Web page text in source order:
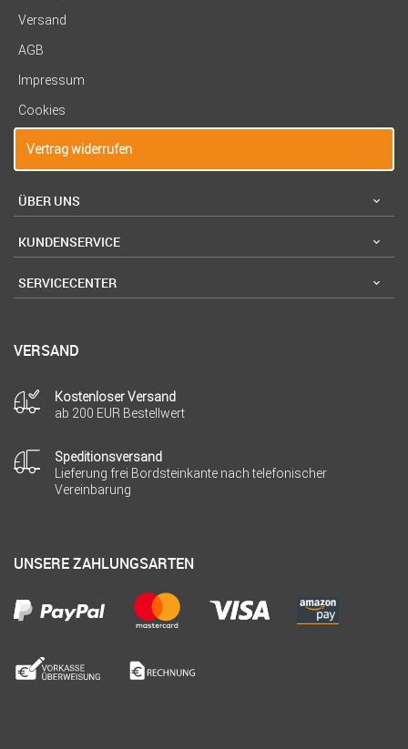
Versand
AGB
Impressum
Cookies
Vertrag widerrufen
ÜBER UNS
KUNDENSERVICE
SERVICECENTER
VERSAND
Kostenloser Versand
ab 200 EUR Bestellwert
Speditionsversand
Lieferung frei Bordsteinkante nach telefonischer
Vereinbarung
UNSERE ZAHLUNGSARTEN